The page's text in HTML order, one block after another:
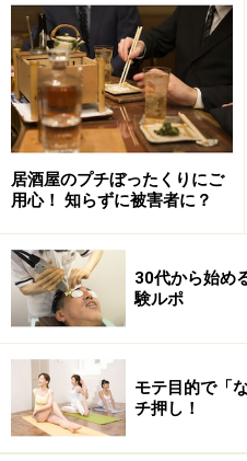
ステータスがあるんです。
大脇：
つまり花火大会などイベ
と。浴衣を着た大人な女の
芦沢：
浴衣を着て目立ちたいコた
ね。もっと言えば、この日
いて、花火大会なんて行っ
かのように来るコもいますか
大脇：
なるほど。もう花火大会が
ムで浴衣着ているコいるも
居酒屋のプチぼったくりにご
用心！ 知らずに被害者に？
30代から始め
験ルポ
モテ目的で「
チ押し！